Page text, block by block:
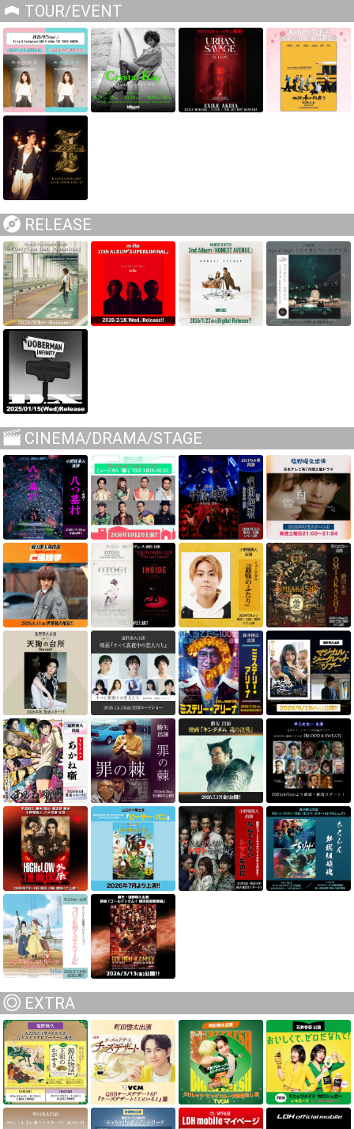
TOUR/EVENT
RELEASE
CINEMA/DRAMA/STAGE
EXTRA